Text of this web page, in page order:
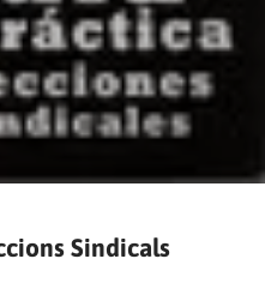
Sindicals